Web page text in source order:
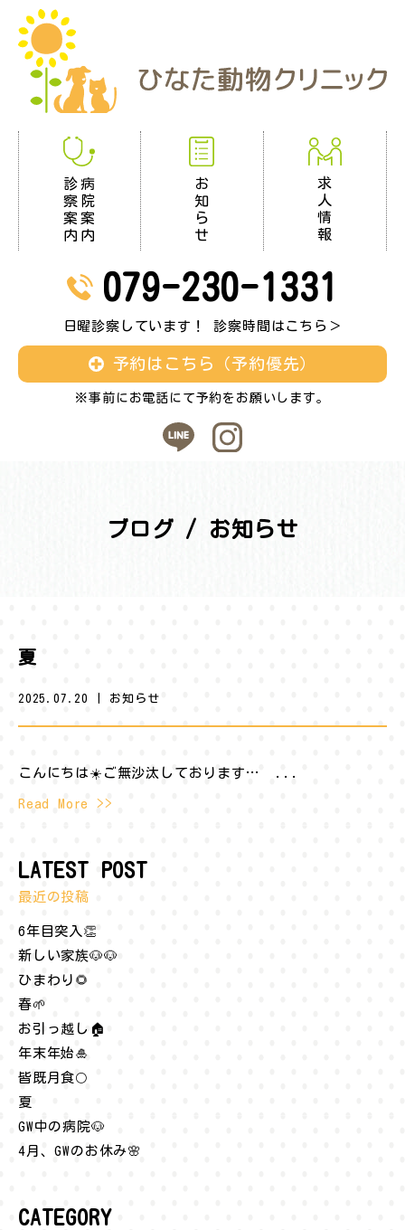
診
察
案
内
病
院
案
内
お
知
ら
せ
求
人
情
報
079-230-1331
日曜診察しています！ 診察時間はこちら＞
予約はこちら（予約優先）
※事前にお電話にて予約をお願いします。
ブログ / お知らせ
夏
2025.07.20 お知らせ
こんにちは☀️ご無沙汰しております… ...
Read More >>
LATEST POST
最近の投稿
6年目突入👏
新しい家族🐶🐶
ひまわり🌻
春🌱
お引っ越し🏠
年末年始🎍
皆既月食🌕
夏
GW中の病院🐶
4月、GWのお休み🌸
CATEGORY